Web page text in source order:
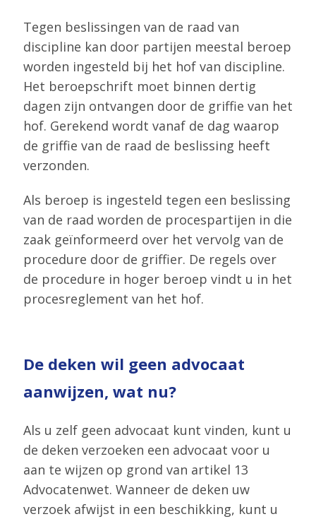
Tegen beslissingen van de raad van
discipline kan door partijen meestal beroep
worden ingesteld bij het hof van discipline.
Het beroepschrift moet binnen dertig
dagen zijn ontvangen door de griffie van het
hof. Gerekend wordt vanaf de dag waarop
de griffie van de raad de beslissing heeft
verzonden.
Als beroep is ingesteld tegen een beslissing
van de raad worden de procespartijen in die
zaak geïnformeerd over het vervolg van de
procedure door de griffier. De regels over
de procedure in hoger beroep vindt u in het
procesreglement van het hof.
De
deken
wil
advocaat
aanwijzen,
wat
nu?
De deken wil geen advocaat
aanwijzen, wat nu?
Als u zelf geen advocaat kunt vinden, kunt u
de deken verzoeken een advocaat voor u
aan te wijzen op grond van artikel 13
Advocatenwet. Wanneer de deken uw
verzoek afwijst in een beschikking, kunt u